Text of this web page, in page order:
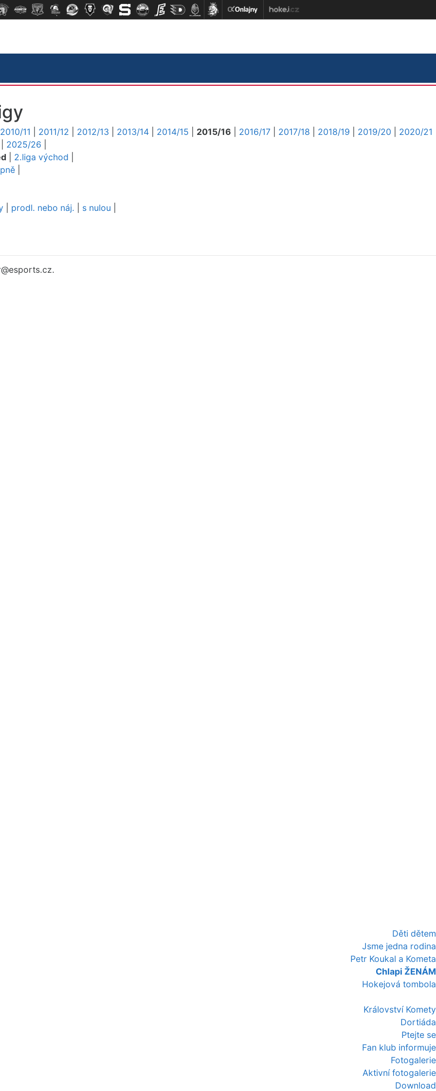
Děti dětem
Jsme jedna rodina
Petr Koukal a Kometa
Chlapi ŽENÁM
Hokejová tombola
Království Komety
Dortiáda
Ptejte se
Fan klub informuje
Fotogalerie
Aktivní fotogalerie
Download
2010/11 2011/12 2012/13 2013/14 2014/15 2015/16 2016/17 2017/18 2018/19 2019/20
2020/21
2025/26
2.liga východ
prodl. nebo náj. s nulou
@esports.cz.